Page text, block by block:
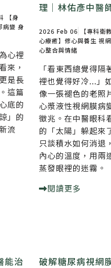
【身
病變 身
心裡
來，
是長
這篇
底的
」的
流
理｜林佑彥中醫
2026 Feb 06 【專科衛
心療癒】修心與養生 視
心整合與情緒
「看東西總覺得
裡也覺得好冷...」
像一張褪色的老照
心漿液性視網膜病
徵兆。在中醫眼科
的「太陽」躲起來
只談積水如何消退
內心的溫度，用兩
蒸發眼裡的迷霧。
閱讀更多
能治
破解糖尿病視網